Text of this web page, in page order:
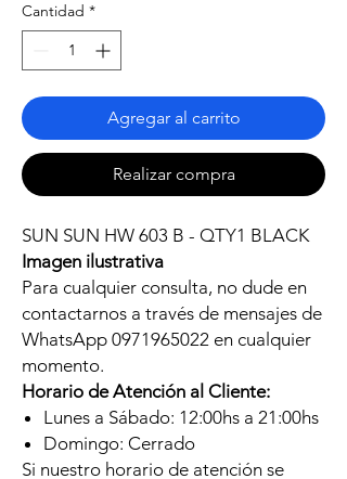
Cantidad *
Agregar al carrito
Realizar compra
SUN SUN HW 603 B - QTY1 BLACK
Imagen ilustrativa
Para cualquier consulta, no dude en
contactarnos a través de mensajes de
WhatsApp 0971965022 en cualquier
momento.
Horario de Atención al Cliente:
Lunes a Sábado: 12:00hs a 21:00hs
Domingo: Cerrado
Si nuestro horario de atención se